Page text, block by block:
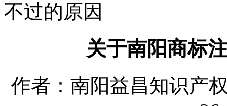
不过的原因
关于南阳商标
作者：南阳益昌知识产